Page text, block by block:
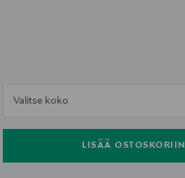
Valitse koko
LISÄÄ OSTOSKORIIN